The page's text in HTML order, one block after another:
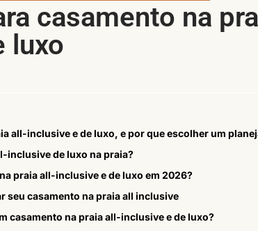
casamento na
luxo
all-inclusive e de luxo, e por que escolher um
inclusive de luxo na praia?
praia all-inclusive e de luxo em 2026?
seu casamento na praia all inclusive
casamento na praia all-inclusive e de luxo?